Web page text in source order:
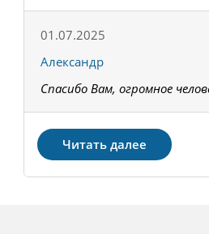
01.07.2025
Александр
Спасибо Вам, огромное
Читать далее